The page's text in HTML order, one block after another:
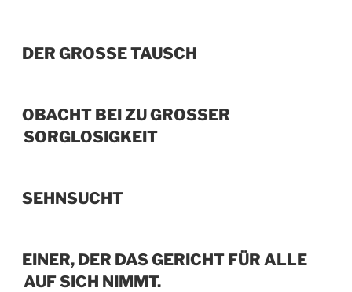
DER GROSSE TAUSCH
OBACHT BEI ZU GROSSER S
ORGLOSIGKEIT
SEHNSUCHT
EINER, DER DAS GERICHT FÜR ALLE
AUF SICH NIMMT.